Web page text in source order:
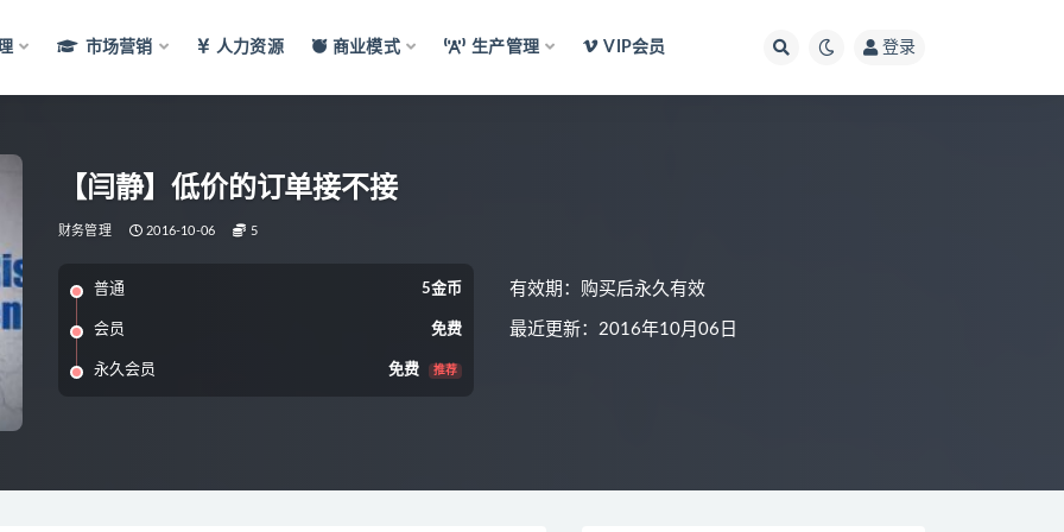
市场营销 人力资源 商业模式 生产管理 VIP会员 登录
【闫静】低价的订单接不接
财务管理 2016-10-06 5
普通 5金币
会员 免费
永久会员 免费 推荐
有效期：购买后永久有效
最近更新：2016年10月06日